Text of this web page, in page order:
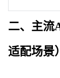
二、主流
适配场景）